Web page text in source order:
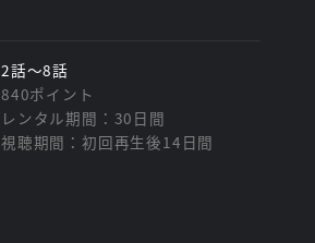
2話～8話
840ポイント
レンタル期間：30日間
視聴期間：初回再生後14日間